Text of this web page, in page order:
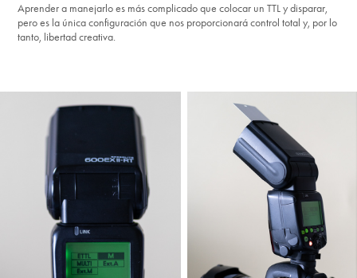
Aprender a manejarlo es más complicado que colocar un TTL y disparar,
pero es la única configuración que nos proporcionará control total y, por lo
tanto, libertad creativa.